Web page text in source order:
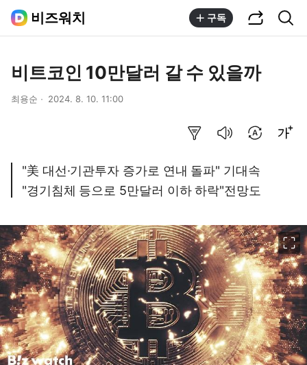
비즈워치 구독
비트코인 10만달러 갈 수 있을까
최용순 2024. 8. 10. 11:00
"美 대선·기관투자 증가로 연내 돌파" 기대속
"경기침체 등으로 5만달러 이하 하락"전망도